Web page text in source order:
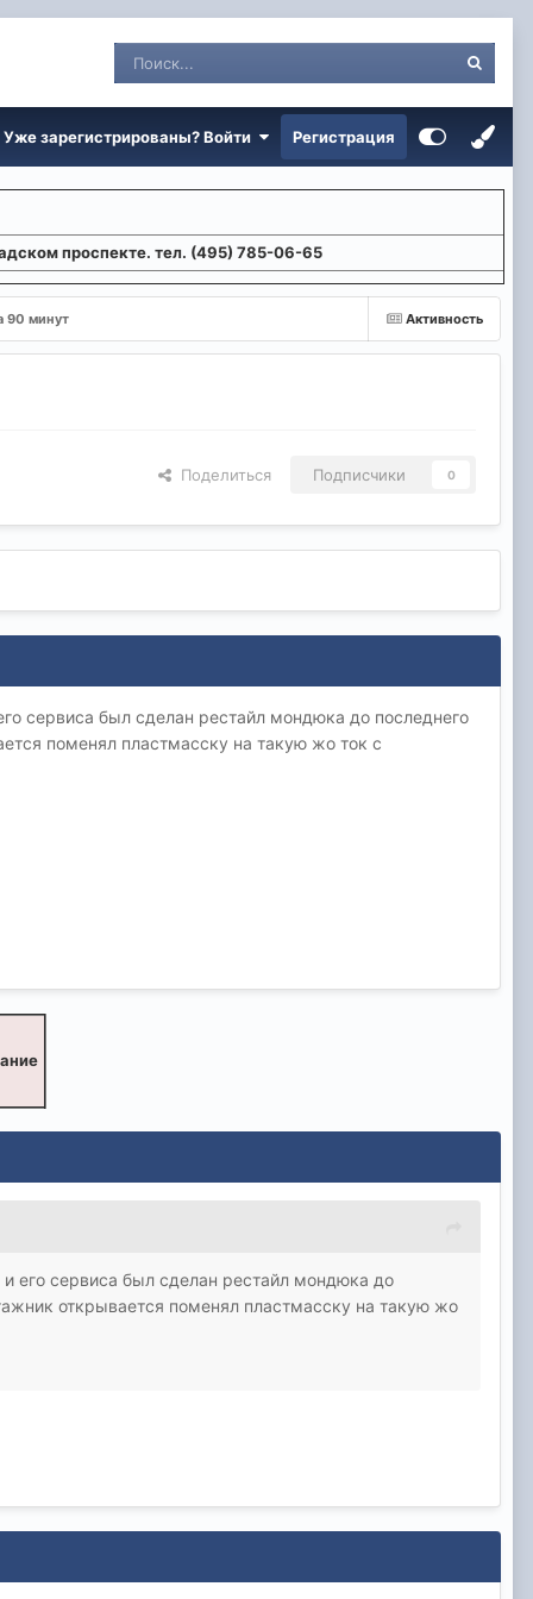
Уже зарегистрированы? Войти Регистрация
проспекте. тел. (495) 785-06-65
Активность
90 минут
Поделиться Подписчики 0
сервиса был сделан рестайл мондюка до последнего
поменял пластмасску на такую жо ток с
его сервиса был сделан рестайл мондюка до
открывается поменял пластмасску на такую жо